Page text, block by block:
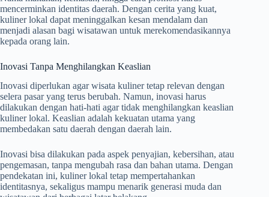
mencerminkan identitas daerah. Dengan cerita yang kuat,
kuliner lokal dapat meninggalkan kesan mendalam dan
menjadi alasan bagi wisatawan untuk merekomendasikannya
kepada orang lain.
Inovasi Tanpa Menghilangkan Keaslian
Inovasi diperlukan agar wisata kuliner tetap relevan dengan
selera pasar yang terus berubah. Namun, inovasi harus
dilakukan dengan hati-hati agar tidak menghilangkan keaslian
kuliner lokal. Keaslian adalah kekuatan utama yang
membedakan satu daerah dengan daerah lain.
Inovasi bisa dilakukan pada aspek penyajian, kebersihan, atau
pengemasan, tanpa mengubah rasa dan bahan utama. Dengan
pendekatan ini, kuliner lokal tetap mempertahankan
identitasnya, sekaligus mampu menarik generasi muda dan